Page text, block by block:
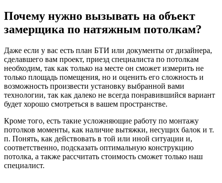
Почему нужно вызывать на объект
замерщика по натяжным потолкам?
Даже если у вас есть план БТИ или документы от дизайнера,
сделавшего вам проект, приезд специалиста по потолкам
необходим, так как только на месте он сможет измерить не
только площадь помещения, но и оценить его сложность и
возможность произвести установку выбранной вами
технологии, так как далеко не всегда понравившийся вариант
будет хорошо смотреться в вашем пространстве.
Кроме того, есть такие усложняющие работу по монтажу
потолков моменты, как наличие вытяжки, несущих балок и т.
п. Понять, как действовать в той или иной ситуации и,
соответственно, подсказать оптимальную конструкцию
потолка, а также рассчитать стоимость сможет только наш
специалист.